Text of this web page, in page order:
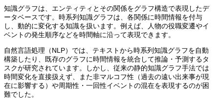
知識グラフは、エンティティとその関係をグラフ構造で表現したデ
ータベースです。時系列知識グラフは、各関係に時間情報を付与
し、動的に変化する知識を扱います。例えば、人物の役職変遷やイ
ベントの発生順序などを時間軸に沿って表現できます。
自然言語処理（NLP）では、テキストから時系列知識グラフを自動
構築したり、既存のグラフに時間情報を統合して推論・予測するタ
スクが研究されています。しかし、従来の静的知識グラフ手法では
時間変化を直接扱えず、また非マルコフ性（過去の遠い出来事が現
在に影響する）や周期性・一回性イベントの混在を表現するのが困
難でした。